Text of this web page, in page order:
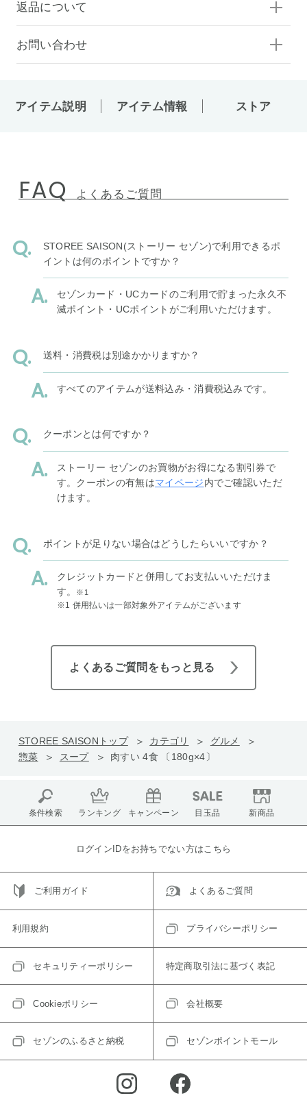
返品について
お問い合わせ
アイテム説明 アイテム情報 ストア
FAQ よくあるご質問
STOREE SAISON(ストーリー セゾン)で利用できるポ
イントは何のポイントですか？
セゾンカード・UCカードのご利用で貯まった永久不
滅ポイント・UCポイントがご利用いただけます。
送料・消費税は別途かかりますか？
すべてのアイテムが送料込み・消費税込みです。
クーポンとは何ですか？
ストーリー セゾンのお買物がお得になる割引券で
す。クーポンの有無はマイページ内でご確認いただ
けます。
ポイントが足りない場合はどうしたらいいですか？
クレジットカードと併用してお支払いいただけま
す。
※1
※1 併用払いは一部対象外アイテムがございます
よくあるご質問をもっと見る
STOREE SAISONトップ カテゴリ
グルメ
惣菜
スープ 肉すい 4食 〔180g×4〕
条件検索 ランキング キャンペーン 目玉品 新商品
ログインIDをお持ちでない方はこちら
ご利用ガイド よくあるご質問
利用規約 プライバシーポリシー
セキュリティーポリシー 特定商取引法に基づく表記
Cookieポリシー 会社概要
セゾンのふるさと納税 セゾンポイントモール